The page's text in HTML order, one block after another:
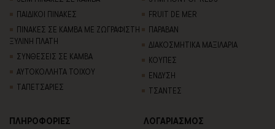
ΠΑΙΔΙΚΟΙ ΠΙΝΑΚΕΣ
ΠΙΝΑΚΕΣ ΣΕ ΚΑΜΒΑ ΜΕ ΖΩΓΡΑΦΙΣΤΗ
ΞΥΛΙΝΗ ΠΛΑΤΗ
ΣΥΝΘΕΣΕΙΣ ΣΕ ΚΑΜΒΑ
ΑΥΤΟΚΟΛΛΗΤΑ ΤΟΙΧΟΥ
TΑΠΕΤΣΑΡΙΕΣ
FRUIT DE MER
ΠΑΡΑΒΑΝ
ΔΙΑΚΟΣΜΗΤΙΚΑ ΜΑΞΙΛΑΡΙΑ
ΚΟΥΠΕΣ
ΕΝΔΥΣΗ
ΤΣΑΝΤΕΣ
ΠΛΗΡΟΦΟΡΙΕΣ ΛΟΓΑΡΙΑΣΜΟΣ